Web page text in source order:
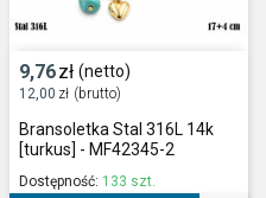
9,76zł (netto)
12,00 zł (brutto)
Bransoletka Stal 316L 14k
[turkus] - MF42345-2
Dostępność: 133 szt.